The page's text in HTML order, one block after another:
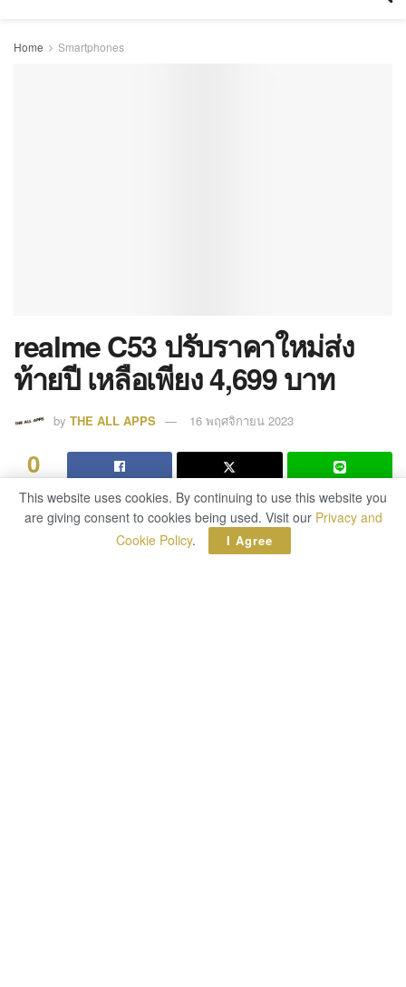
Home Smartphones
realme C53 ปรับราคาใหม่ส่ง
ท้ายปี เหลือเพียง 4,699 บาท
by THE ALL APPS 16 พฤศจิกายน 2023
0
SHARES
realme (เรียลมี)แบรนด์สมาร์ตโฟนเพื่อคนรุ่นใหม่ที่
เติบโตเร็วที่สุดในโลก ขานรับเสียงเรียกร้องของแฟน ๆ
This website uses cookies. By continuing to use this website you
are giving consent to cookies being used. Visit our Privacy and
Cookie Policy. I Agree
This website uses cookies. By continuing to use this website you
are giving consent to cookies being used. Visit our Privacy and
Cookie Policy. I Agree